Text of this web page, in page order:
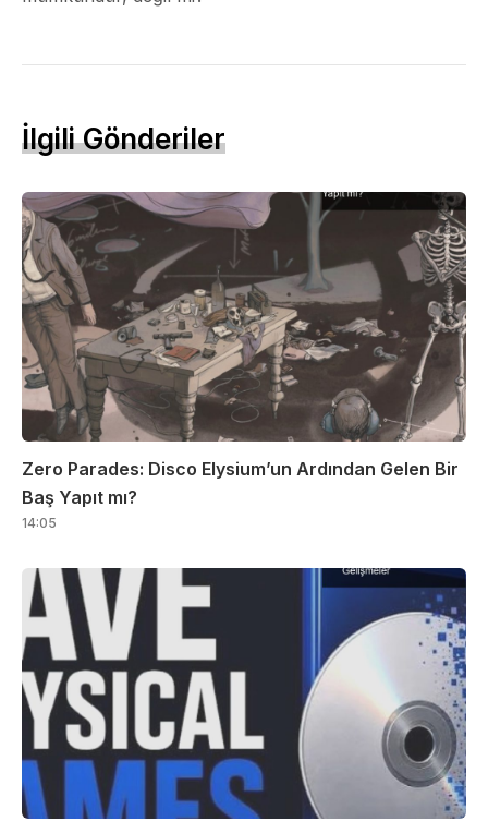
İlgili Gönderiler
Zero Parades: Disco Elysium’un Ardından Gelen Bir
Baş Yapıt mı?
14:05